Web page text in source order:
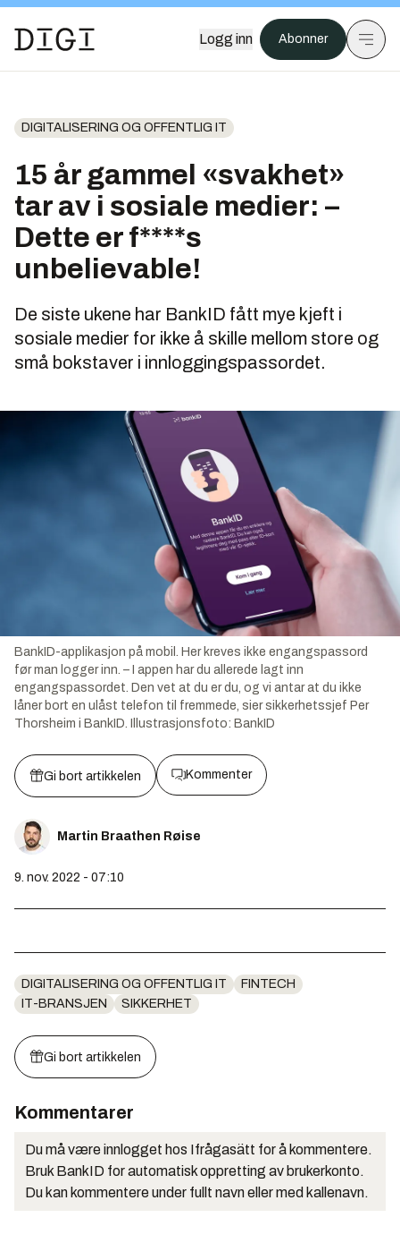
Logg inn Abonner
DIGITALISERING OG OFFENTLIG IT
15 år gammel «svakhet»
tar av i sosiale medier: –
Dette er f****s
unbelievable!
De siste ukene har BankID fått mye kjeft i
sosiale medier for ikke å skille mellom store og
små bokstaver i innloggingspassordet.
BankID-applikasjon på mobil. Her kreves ikke engangspassord
før man logger inn. – I appen har du allerede lagt inn
engangspassordet. Den vet at du er du, og vi antar at du ikke
låner bort en ulåst telefon til fremmede, sier sikkerhetssjef Per
Thorsheim i BankID.
Illustrasjonsfoto: BankID
Gi bort artikkelen Kommenter
Martin Braathen Røise
9. nov. 2022 - 07:10
DIGITALISERING OG OFFENTLIG IT
FINTECH
IT-BRANSJEN
SIKKERHET
Gi bort artikkelen
Kommentarer
Du må være innlogget hos Ifrågasätt for å kommentere.
Bruk BankID for automatisk oppretting av brukerkonto.
Du kan kommentere under fullt navn eller med kallenavn.